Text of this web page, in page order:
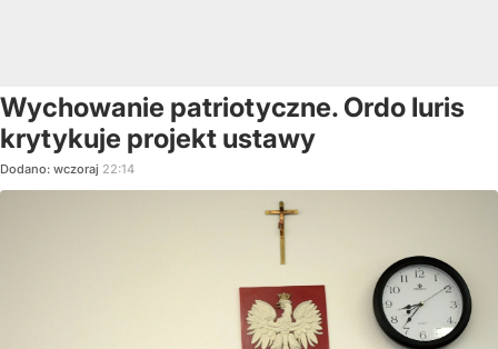
Wychowanie patriotyczne. Ordo Iuris
krytykuje projekt ustawy
Dodano: wczoraj 22:14